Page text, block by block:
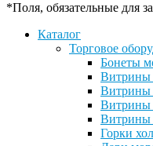
*Поля, обязательные для
Каталог
Торговое
Бонеты
Витрины
Витрины
Витрины
Витрины
Горки